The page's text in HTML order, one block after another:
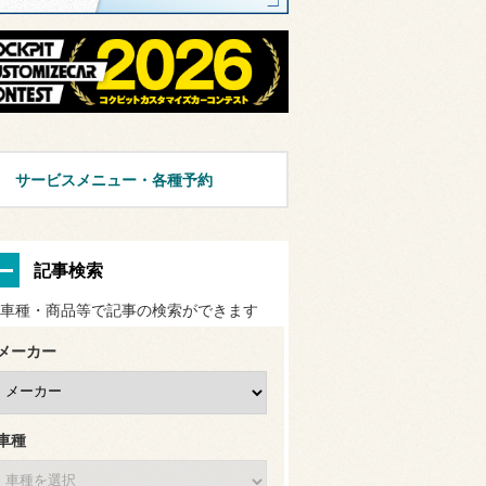
サービスメニュー・各種予約
記事検索
種・商品等で記事の検索ができます
ーカー
種